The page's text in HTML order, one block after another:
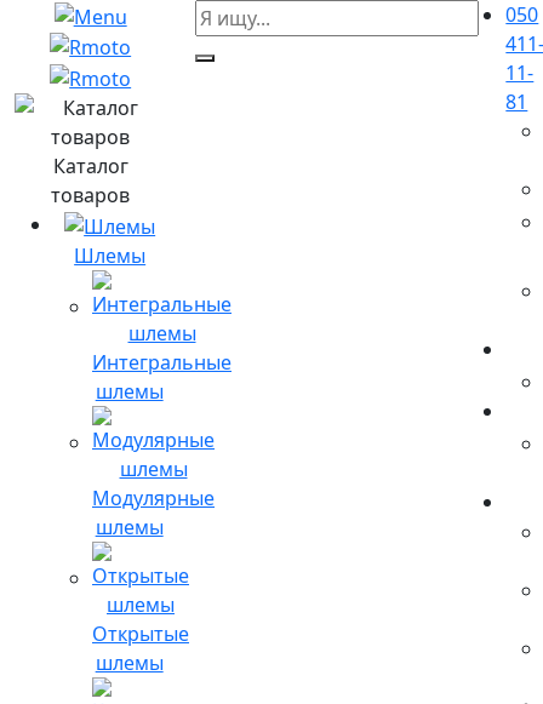
Каталог
товаров
Шлемы
Интегральные
шлемы
Модулярные
шлемы
Открытые
шлемы
050
11-
81